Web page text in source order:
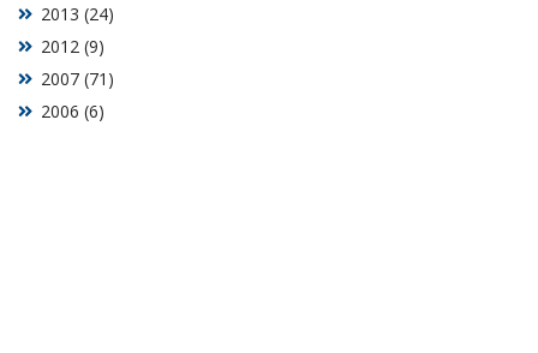
2006 (6)
2007 (71)
2012 (9)
2013 (24)